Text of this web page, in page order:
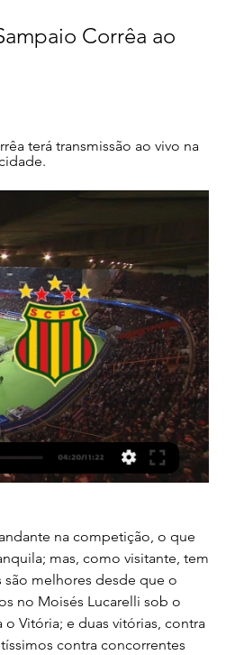
Corrêa ao
terá transmissão ao vivo na
na competição, o que
mas, como visitante, tem
são melhores desde que o
no Moisés Lucarelli sob o
Vitória; e duas vitórias, contra
contra concorrentes